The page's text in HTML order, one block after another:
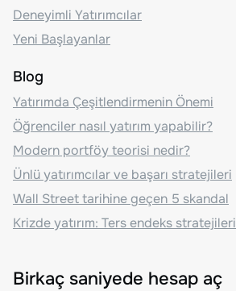
Deneyimli Yatırımcılar
Yeni Başlayanlar
Blog
Yatırımda Çeşitlendirmenin Önemi
Öğrenciler nasıl yatırım yapabilir?
Modern portföy teorisi nedir?
Ünlü yatırımcılar ve başarı stratejileri
Wall Street tarihine geçen 5 skandal
Krizde yatırım: Ters endeks stratejileri
Birkaç saniyede hesap aç